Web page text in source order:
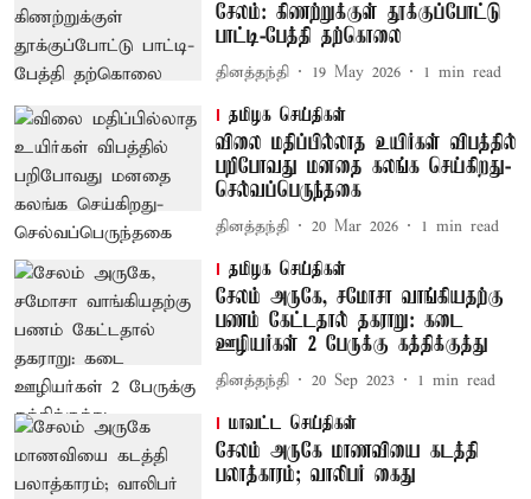
சேலம்: கிணற்றுக்குள் தூக்குப்போட்டு
பாட்டி-பேத்தி தற்கொலை
தினத்தந்தி 19 May 2026 1 min read
தமிழக செய்திகள்
விலை மதிப்பில்லாத உயிர்கள் விபத்தில்
பறிபோவது மனதை கலங்க செய்கிறது-
செல்வப்பெருந்தகை
தினத்தந்தி 20 Mar 2026 1 min read
தமிழக செய்திகள்
சேலம் அருகே, சமோசா வாங்கியதற்கு
பணம் கேட்டதால் தகராறு: கடை
ஊழியர்கள் 2 பேருக்கு கத்திக்குத்து
தினத்தந்தி 20 Sep 2023 1 min read
மாவட்ட செய்திகள்
சேலம் அருகே மாணவியை கடத்தி
பலாத்காரம்; வாலிபர் கைது